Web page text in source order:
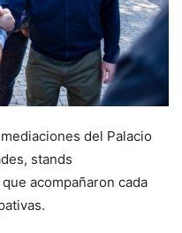
del Palacio
stands
acompañaron cada